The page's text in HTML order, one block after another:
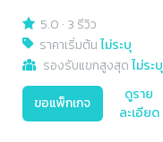
5.0 · 3 รีวิว
ราคาเริ่มต้นไม่ระบุ
รองรับแขกสูงสุดไม่ระบุ
ขอแพ็กเกจ
ดูราย
ละเอียด